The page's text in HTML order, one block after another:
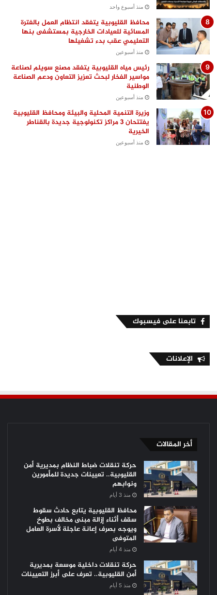
منذ أسبوع واحد
محافظ القليوبية يتفقد انتظام العمل بالفترة
المسائية للعيادات الخارجية بمستشفى بنها
التعليمي عقب بدء تشغيلها
منذ أسبوعين
رئيس مياه القليوبية يتفقد مصنع سويلم لصناعة
مواسير الفخار لبحث تعزيز التعاون ودعم الصناعة
الوطنية
منذ أسبوعين
وزيرة التنمية المحلية والبيئة ومحافظ القليوبية
يفتتحان 3 مراكز تكنولوجية جديدة بالقناطر
الخيرية
منذ أسبوعين
تابعنا على فيسبوك
الإعلانات
أخر المقالات
حركة تنقلات ضباط النظام بمديرية أمن
القليوبية.. تعيينات جديدة للمأمورين
ونوابهم
منذ 3 أيام
محافظ القليوبية يتابع حادث سقوط
سقف أثناء إزالة مبنى مخالف بطوخ
ويوجه بصرف إعانة عاجلة لأسرة العامل
المتوفى
منذ 4 أيام
حركة تنقلات داخلية موسعة بمديرية
أمن القليوبية.. تعرف على أبرز التعيينات
منذ 5 أيام